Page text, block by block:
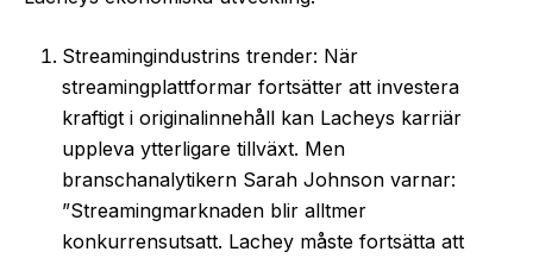
Streamingindustrins trender: När
streamingplattformar fortsätter att investera
kraftigt i originalinnehåll kan Lacheys karriär
uppleva ytterligare tillväxt. Men
branschanalytikern Sarah Johnson varnar:
”Streamingmarknaden blir alltmer
konkurrensutsatt. Lachey måste fortsätta att